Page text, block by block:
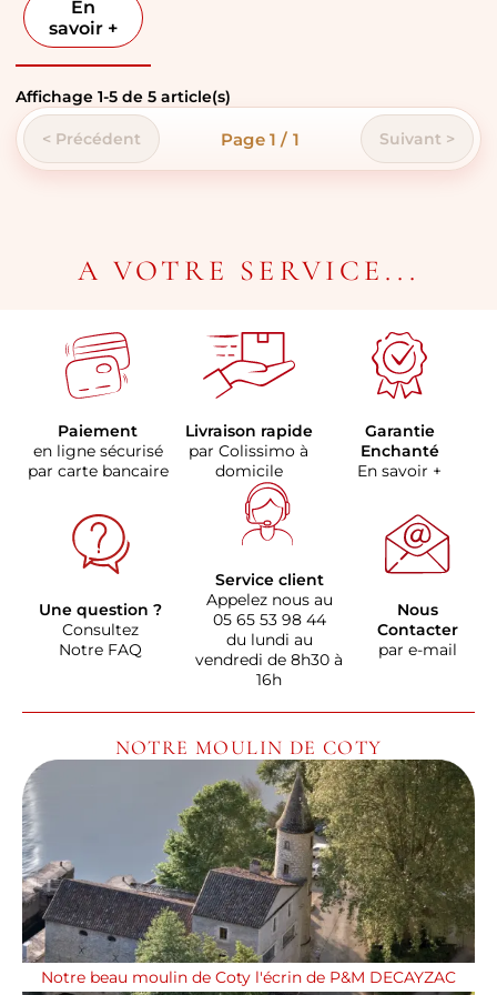
En
savoir +
Affichage 1-5 de 5 article(s)
< Précédent Page 1 / 1 Suivant >
A VOTRE SERVICE...
Paiement
en ligne sécurisé
par carte bancaire
Livraison rapide
par Colissimo à
domicile
Garantie
Enchanté
En savoir +
Une question ?
Consultez
Notre FAQ
Service client
Appelez nous au
05 65 53 98 44
du lundi au
vendredi de 8h30 à
16h
Nous
Contacter
par e-mail
NOTRE MOULIN DE COTY
Notre beau moulin de Coty l'écrin de P&M DECAYZAC